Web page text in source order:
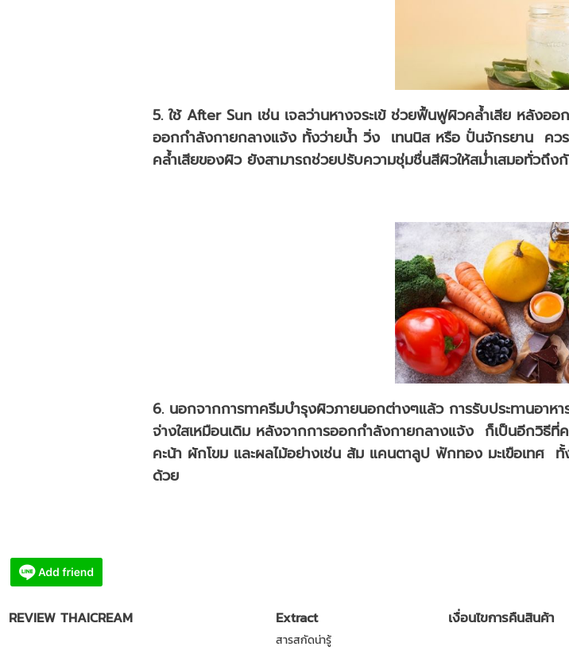
5. ใช้ After Sun เช่น เจลว่านหางจระเข้ ช่วยฟื้นฟูผิวคล้ำเสีย หลัง
ออกกำลังกายกลางแจ้ง ทั้งว่ายน้ำ วิ่ง เทนนิส หรือ ปั่นจักรยาน คว
คล้ำเสียของผิว ยังสามารถช่วยปรับความชุ่มชื่นสีผิวให้สม่ำเสมอทั่วถึง
6. นอกจากการทาครีมบำรุงผิวภายนอกต่างๆแล้ว การรับประทานอาห
จ่างใสเหมือนเดิม หลังจากการออกกำลังกายกลางแจ้ง ก็เป็นอีกวิธี
คะน้า ผักโขม และผลไม้อย่างเช่น ส้ม แคนตาลูป ฟักทอง มะเขือเท
ด้วย
REVIEW THAICREAM Extract
สารสกัดน่ารู้
เงื่อนไขการคืนสินค้า